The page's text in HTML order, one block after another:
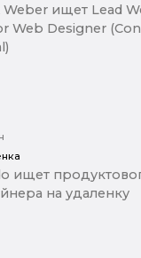
Weber ищет Lead
Web Designer
ищет
на удаленку